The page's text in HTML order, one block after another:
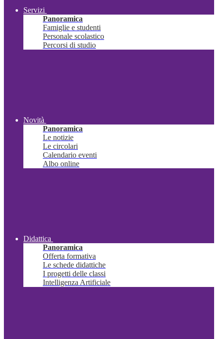
Servizi
Panoramica
Famiglie e studenti
Personale scolastico
Percorsi di studio
Novità
Panoramica
Le notizie
Le circolari
Calendario eventi
Albo online
Didattica
Panoramica
Offerta formativa
Le schede didattiche
I progetti delle classi
Intelligenza Artificiale